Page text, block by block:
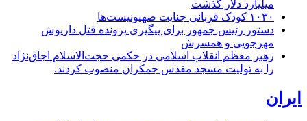
میلیارد دلار گذشت
۱۰۳۰ کودک قربانی جنایت صهیونیست‌ها
دستور رئیس جمهور برای پیگیری پرونده قتل داریوش
مهرجویی و همسرش
رهبر معظم انقلاب اسلامی در حکمی حجت‌الاسلام اجاق‌نژاد
را به تولیت مسجد مقدس جمکران منصوب کردند.
ایران